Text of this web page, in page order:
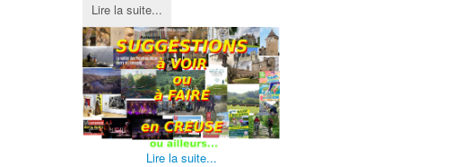
Lire la suite...
Lire la suite...